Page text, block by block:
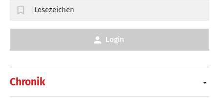
Chronik
Lesezeichen
Login